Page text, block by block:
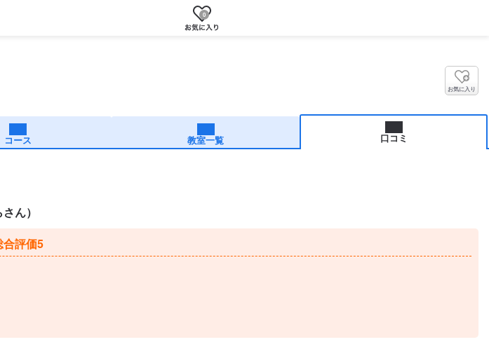
0
お気に入り
コース 教室一覧 口コミ
ん）
合評価5